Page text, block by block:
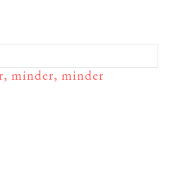
minder, minder